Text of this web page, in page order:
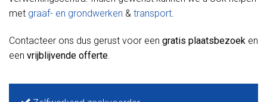
met graaf- en grondwerken & transport.
Contacteer ons dus gerust voor een gratis plaatsbezoek en
een vrijblijvende offerte.